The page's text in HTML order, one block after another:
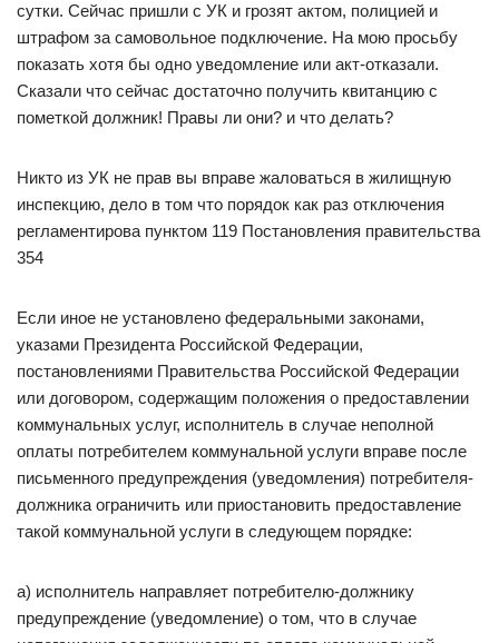
сутки. Сейчас пришли с УК и грозят актом, полицией и
штрафом за самовольное подключение. На мою просьбу
показать хотя бы одно уведомление или акт-отказали.
Сказали что сейчас достаточно получить квитанцию с
пометкой должник! Правы ли они? и что делать?
Никто из УК не прав вы вправе жаловаться в жилищную
инспекцию, дело в том что порядок как раз отключения
регламентирова пунктом 119 Постановления правительства
354
Если иное не установлено федеральными законами,
указами Президента Российской Федерации,
постановлениями Правительства Российской Федерации
или договором, содержащим положения о предоставлении
коммунальных услуг, исполнитель в случае неполной
оплаты потребителем коммунальной услуги вправе после
письменного предупреждения (уведомления) потребителя-
должника ограничить или приостановить предоставление
такой коммунальной услуги в следующем порядке:
а) исполнитель направляет потребителю-должнику
предупреждение (уведомление) о том, что в случае